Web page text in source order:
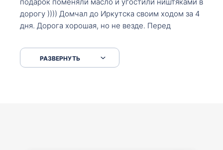
дорогу )))) Домчал до Иркутска своим ходом за 4
дня. Дорога хорошая, но не везде. Перед
серпантинах по пути следования.
РАЗВЕРНУТЬ